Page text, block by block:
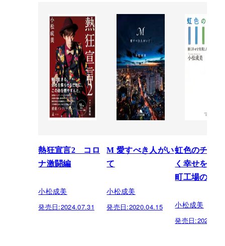
熱狂宣言2 コロ
ナ激闘編
小松成美
発売日:2024.07.31
M 愛すべき人がい
て
小松成美
発売日:2020.04.15
虹色のチョ
く幸せを実
町工場の奇跡
小松成美
発売日: